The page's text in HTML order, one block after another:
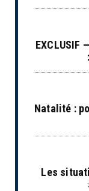
EXCLUSIF
Natalité :
Les